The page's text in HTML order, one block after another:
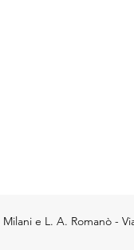
e L. A. Romanò -